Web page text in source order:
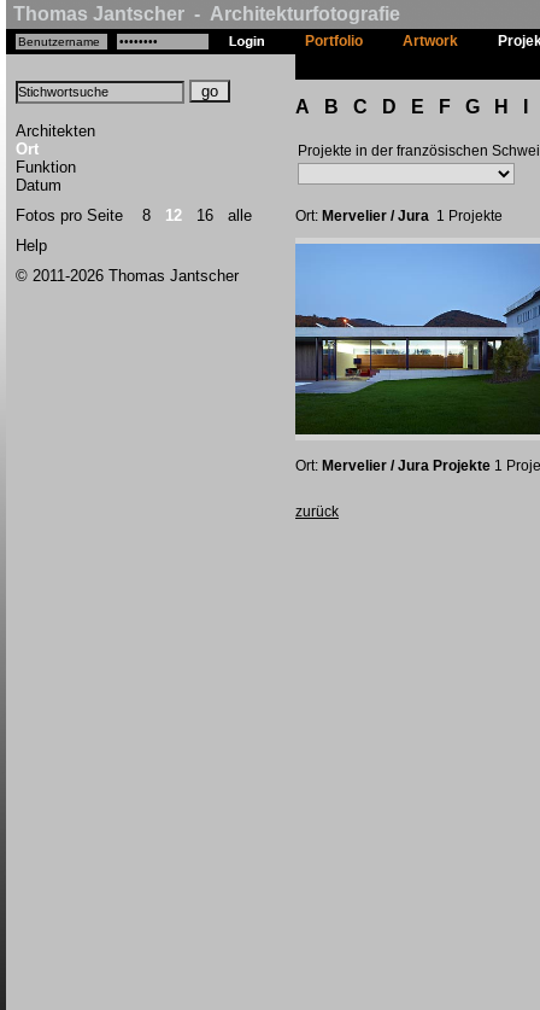
Thomas Jantscher - Architekturfotografie
Architekten
Ort
Funktion
Datum
Fotos pro Seite 8 12 16
alle
Help
© 2011-2026 Thomas Jantscher
Portfolio Artwork
A B C D E F G H
Projekte in der französischen
Ort: Mervelier / Jura 1 Projekte
Ort: Mervelier / Jura Projekte 1
zurück